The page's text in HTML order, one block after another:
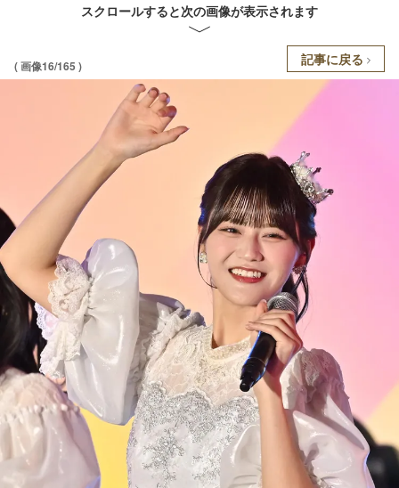
スクロールすると次の画像が表示されます
( 画像16/165 ) 記事に戻る